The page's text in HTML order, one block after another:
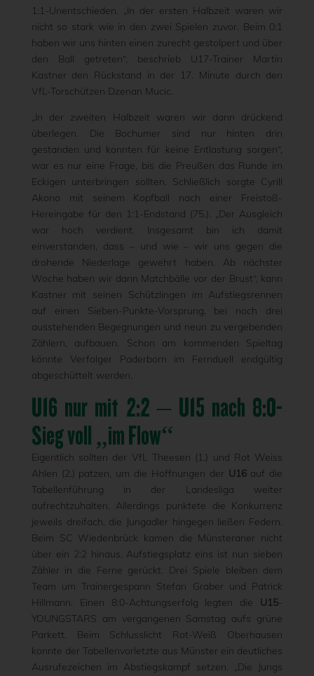
1:1-Unentschieden. „In der ersten Halbzeit waren wir
nicht so stark wie in den zwei Spielen zuvor. Beim 0:1
haben wir uns hinten einen zurecht gestolpert und über
den Ball getreten“, beschrieb U17-Trainer Martin
Kastner den Rückstand in der 17. Minute durch den
VfL-Torschützen Dzenan Mucic.
„In der zweiten Halbzeit waren wir dann drückend
überlegen. Die Bochumer sind nur hinten drin
gestanden und konnten für keine Entlastung sorgen“,
war es nur eine Frage, bis die Preußen das Runde im
Eckigen unterbringen sollten. Schließlich sorgte Cyrill
Akono mit seinem Kopfball nach einer Freistoß-
Hereingabe für den 1:1-Endstand (75.). „Der Ausgleich
war hoch verdient. Insgesamt bin ich damit
einverstanden, dass – und wie – wir uns gegen die
drohende Niederlage gewehrt haben. Ab nächster
Woche haben wir dann Matchbälle vor der Brust“, kann
Kastner mit seinen Schützlingen im Aufstiegsrennen
auf einen Sieben-Punkte-Vorsprung, bei noch drei
ausstehenden Begegnungen und neun zu vergebenden
Zählern, aufbauen. Schon am kommenden Spieltag
könnte Verfolger Paderborn im Fernduell endgültig
abgeschüttelt werden.
U16 nur mit 2:2 – U15 nach 8:0-
Sieg voll „im Flow“
Eigentlich sollten der VfL Theesen (1.) und Rot Weiss
Ahlen (2.) patzen, um die Hoffnungen der U16auf die
Tabellenführung in der Landesliga weiter
aufrechtzuhalten. Allerdings punktete die Konkurrenz
jeweils dreifach, die Jungadler hingegen ließen Federn.
Beim SC Wiedenbrück kamen die Münsteraner nicht
über ein 2:2 hinaus. Aufstiegsplatz eins ist nun sieben
Zähler in die Ferne gerückt. Drei Spiele bleiben dem
Team um Trainergespann Stefan Graber und Patrick
Hillmann. Einen 8:0-Achtungserfolg legten die U15-
YOUNGSTARS am vergangenen Samstag aufs grüne
Parkett. Beim Schlusslicht Rot-Weiß Oberhausen
konnte der Tabellenvorletzte aus Münster ein deutliches
Ausrufezeichen im Abstiegskampf setzen. „Die Jungs